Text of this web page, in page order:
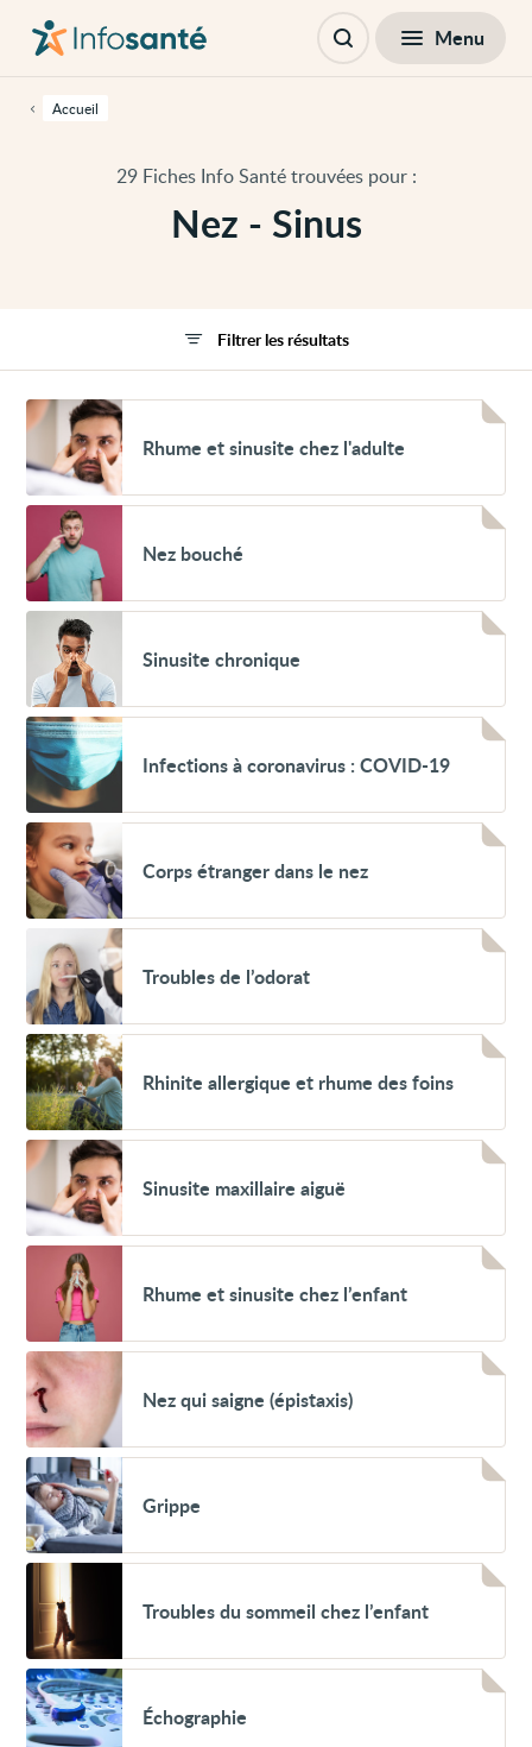
contenu
cette
Nez - Sinus
29 Fiches Info Santé trouvées pour :
Accueil
principale
Ouvrir Menu
Voir
Rhume
sinusite
chez
l'adulte
Rhume et sinusite chez l'adulte
Voir
Nez
bouché
Nez bouché
Voir
Sinusite
chronique
Sinusite chronique
Voir
Infections
à
coronavirus
:
COVID-
19
Infections à coronavirus : COVID-19
Voir
Corps
étranger
dans
le
Corps étranger dans le nez
Troubles
de
l’odorat
Troubles de l’odorat
Voir
Rhinite
allergique
et
rhume
des
foins
Rhinite allergique et rhume des foins
Voir
Sinusite
maxillaire
aiguë
Sinusite maxillaire aiguë
Voir
Rhume
sinusite
chez
l’enfant
Rhume et sinusite chez l’enfant
Voir
Nez
qui
saigne
(épistaxis)
Nez qui saigne (épistaxis)
Voir
Grippe
Grippe
Voir
du
sommeil
chez
l’enfant
Troubles du sommeil chez l’enfant
Voir
Échographie
Échographie
Filtrer les résultats
Filtres Fermer